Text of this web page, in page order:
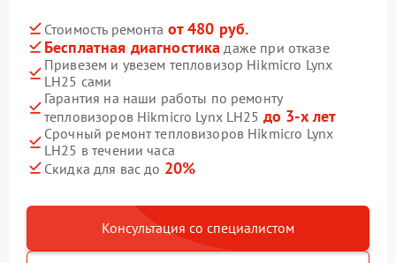
Стоимость ремонта от 480 руб.
Бесплатная диагностика даже при отказе
Привезем и увезем тепловизор Hikmicro Lynx
LH25 сами
Гарантия на наши работы по ремонту
тепловизоров Hikmicro Lynx LH25 до 3-х лет
Срочный ремонт тепловизоров Hikmicro Lynx
LH25 в течении часа
Скидка для вас до 20%
Консультация со специалистом